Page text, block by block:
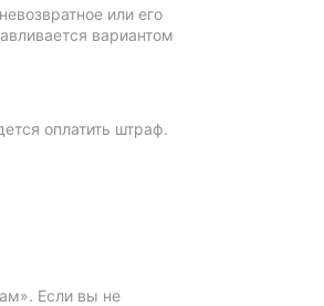
или его
вариантом
оплатить штраф.
Если вы не